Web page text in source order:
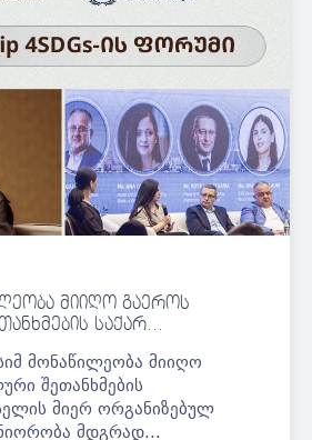
მიიღო გაეროს
საქარ...
მონაწილეობა მიიღო
შეთანხმების
მიერ ორგანიზებულ
მდგრად...